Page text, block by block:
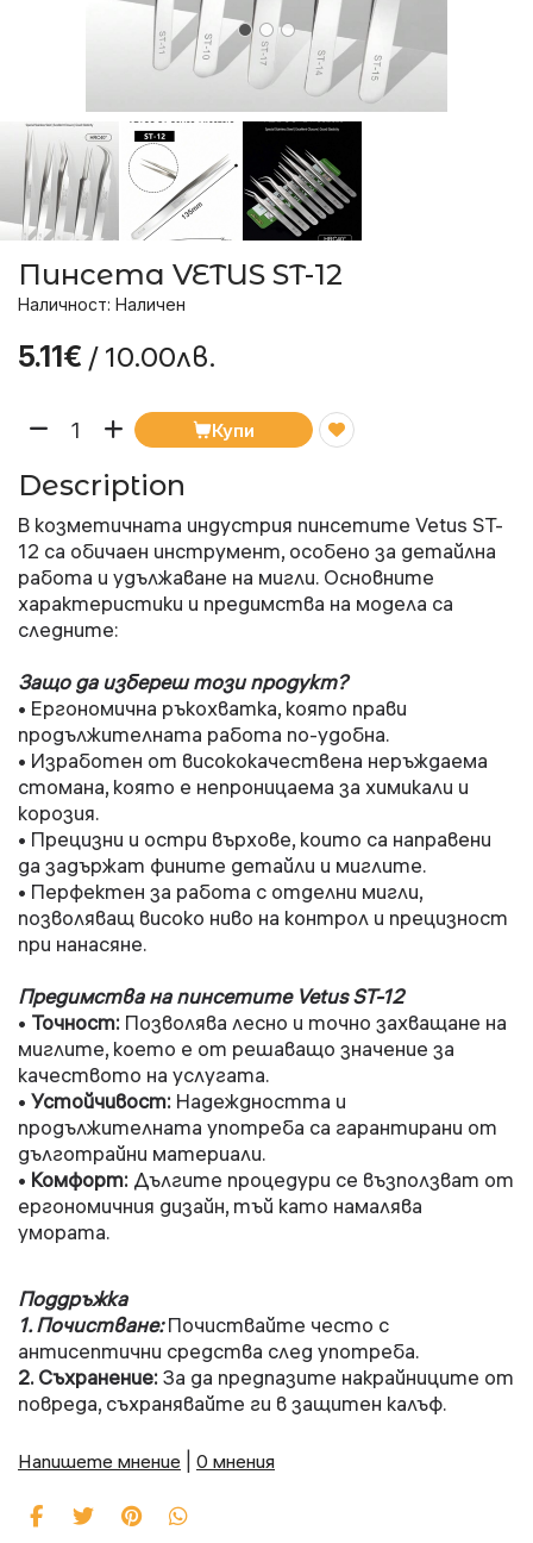
Пинсета VETUS ST-12
Наличност: Наличен
5.11€ / 10.00лв.
Купи
Description
В козметичната индустрия пинсетите Vetus ST-
12 са обичаен инструмент, особено за детайлна
работа и удължаване на мигли. Основните
характеристики и предимства на модела са
следните:
Защо да избереш този продукт?
• Ергономична ръкохватка, която прави
продължителната работа по-удобна.
• Изработен от висококачествена неръждаема
стомана, която е непроницаема за химикали и
корозия.
• Прецизни и остри върхове, които са направени
да задържат фините детайли и миглите.
• Перфектен за работа с отделни мигли,
позволяващ високо ниво на контрол и прецизност
при нанасяне.
Предимства на пинсетите Vetus ST-12
• Точност: Позволява лесно и точно захващане на
миглите, което е от решаващо значение за
качеството на услугата.
• Устойчивост: Надеждността и
продължителната употреба са гарантирани от
дълготрайни материали.
• Комфорт: Дългите процедури се възползват от
ергономичния дизайн, тъй като намалява
умората.
Поддръжка
1. Почистване:Почиствайте често с
антисептични средства след употреба.
2. Съхранение:За да предпазите накрайниците от
повреда, съхранявайте ги в защитен калъф.
Напишете мнение 0 мнения